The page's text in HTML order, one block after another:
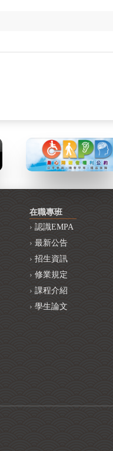
在職專班
認識EMPA
最新公告
招生資訊
修業規定
課程介紹
學生論文